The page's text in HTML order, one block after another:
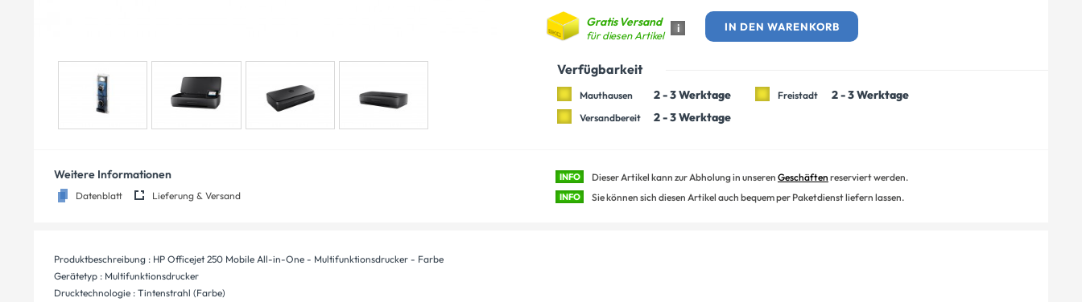
Gratis Versand
für diesen Artikel i IN DEN WARENKORB
Weitere Informationen
Datenblatt Lieferung & Versand
INFO Dieser Artikel kann zur Abholung in unseren Geschäften reserviert werden.
INFO Sie können sich diesen Artikel auch bequem per Paketdienst liefern lassen.
Verfügbarkeit
Mauthausen 2 - 3 Werktage Freistadt 2 - 3 Werktage
Versandbereit 2 - 3 Werktage
Produktbeschreibung : HP Officejet 250 Mobile All-in-One - Multifunktionsdrucker - Farbe
Gerätetyp : Multifunktionsdrucker
Drucktechnologie : Tintenstrahl (Farbe)